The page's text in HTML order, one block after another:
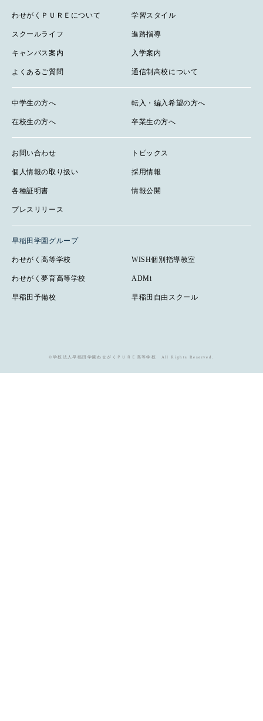
わせがくＰＵＲＥについて 学習スタイル
スクールライフ 進路指導
キャンパス案内 入学案内
よくあるご質問 通信制高校について
中学生の方へ 転入・編入希望の方へ
在校生の方へ 卒業生の方へ
お問い合わせ トピックス
個人情報の取り扱い 採用情報
各種証明書 情報公開
プレスリリース
早稲田学園グループ
わせがく高等学校 WISH個別指導教室
わせがく夢育高等学校 ADMi
早稲田予備校 早稲田自由スクール
©学校法人早稲田学園わせがくＰＵＲＥ高等学校 All Rights Reserved.